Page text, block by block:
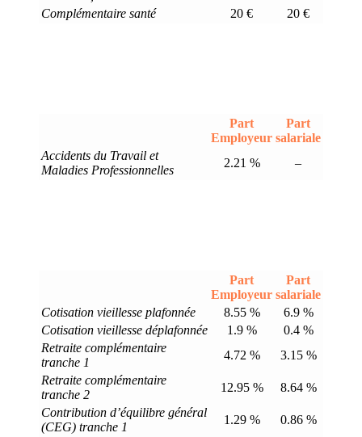
Complémentaire santé
20 € 20 €
Part
Employeur
Part
salariale
Accidents du Travail et
Maladies Professionnelles
2.21 % –
Part
Employeur
Part
salariale
Cotisation vieillesse plafonnée
8.55 %
6.9 %
Cotisation vieillesse déplafonnée
1.9 %
0.4 %
Retraite complémentaire
tranche 1
4.72 %
3.15 %
Retraite complémentaire
tranche 2
12.95 %
8.64 %
Contribution d’équilibre général
(CEG) tranche 1
1.29 %
0.86 %